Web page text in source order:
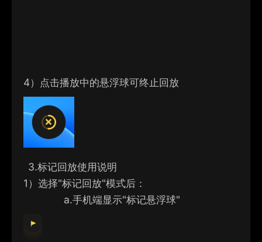
4） 点击播放中的悬浮球可终止回放
3.标记回放使用说明
1） 选择"标记回放"模式后：
a.手机端显示"标记悬浮球"